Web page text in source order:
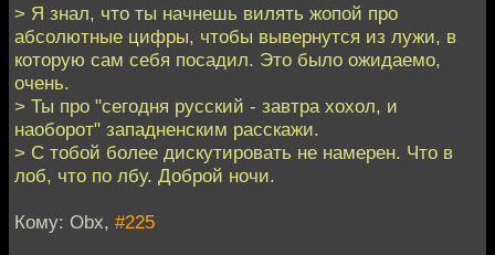
> Я знал, что ты начнешь вилять жопой про
абсолютные цифры, чтобы вывернутся из лужи, в
которую сам себя посадил. Это было ожидаемо,
очень.
> Ты про "сегодня русский - завтра хохол, и
наоборот" западненским расскажи.
> С тобой более дискутировать не намерен. Что в
лоб, что по лбу. Доброй ночи.
Кому: Obx, #225